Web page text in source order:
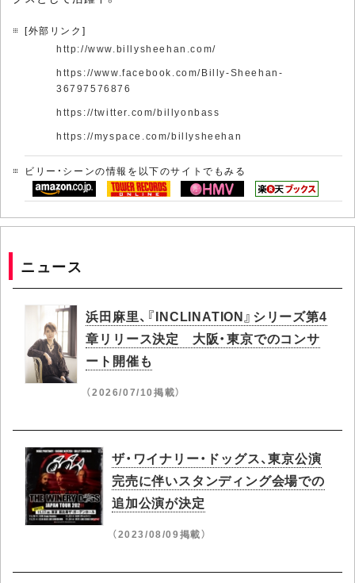
[外部リンク]
http://www.billysheehan.com/
https://www.facebook.com/Billy-Sheehan-
36797576876
https://twitter.com/billyonbass
https://myspace.com/billysheehan
ビリー・シーンの情報を以下のサイトでもみる
ニュース
浜田麻里、『INCLINATION』シリーズ第4
章リリース決定 大阪・東京でのコンサ
ート開催も
（2026/07/10掲載）
ザ・ワイナリー・ドッグス、東京公演
完売に伴いスタンディング会場での
追加公演が決定
（2023/08/09掲載）